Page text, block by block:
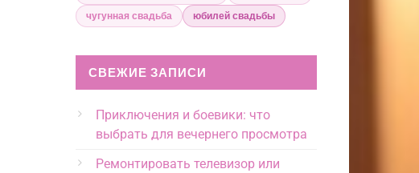
чугунная свадьба
юбилей свадьбы
СВЕЖИЕ ЗАПИСИ
Приключения и боевики: что
выбрать для вечернего просмотра
Ремонтировать телевизор или